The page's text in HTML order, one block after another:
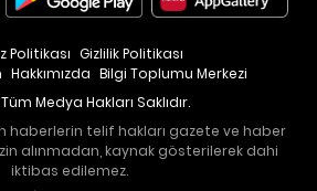
Hakkımızda Bilgi Toplumu Merkezi
Politikası Gizlilik Politikası
Medya Hakları Saklıdır.
haberlerin telif hakları gazete ve haber
alınmadan, kaynak gösterilerek dahi
iktibas edilemez.